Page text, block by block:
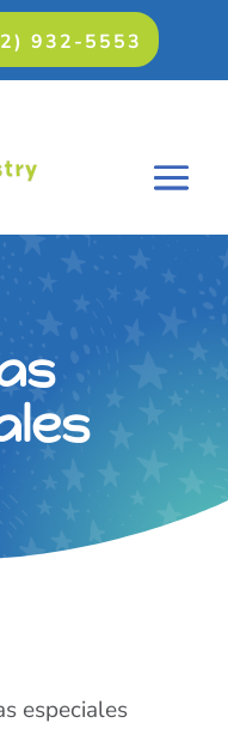
932-5553
especiales